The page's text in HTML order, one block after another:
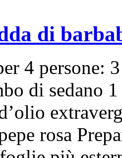
di
4 persone:
di sedano
rosa